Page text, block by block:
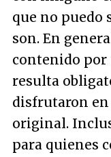
que no puedo
son. En
contenido por
resulta
disfrutaron
original.
para quienes